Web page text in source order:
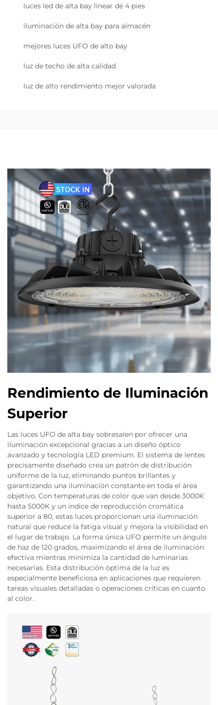
luces led de alta bay linear de 4 pies
iluminación de alta bay para almacén
mejores luces UFO de alto bay
luz de techo de alta calidad
luz de alto rendimiento mejor valorada
Rendimiento de Iluminación
Superior
Las luces UFO de alta bay sobresalen por ofrecer una
iluminación excepcional gracias a un diseño óptico
avanzado y tecnología LED premium. El sistema de lentes
precisamente diseñado crea un patrón de distribución
uniforme de la luz, eliminando puntos brillantes y
garantizando una iluminación constante en toda el área
objetivo. Con temperaturas de color que van desde 3000K
hasta 5000K y un índice de reproducción cromática
superior a 80, estas luces proporcionan una iluminación
natural que reduce la fatiga visual y mejora la visibilidad en
el lugar de trabajo. La forma única UFO permite un ángulo
de haz de 120 grados, maximizando el área de iluminación
efectiva mientras minimiza la cantidad de luminarias
necesarias. Esta distribución óptima de la luz es
especialmente beneficiosa en aplicaciones que requieren
tareas visuales detalladas o operaciones críticas en cuanto
al color.